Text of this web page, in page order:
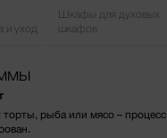
и уход
Шкафы для духовых
шкафов
рыба или мясо – процесс